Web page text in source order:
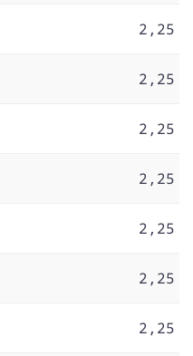
2,25
2,25
2,25
2,25
2,25
2,25
2,25